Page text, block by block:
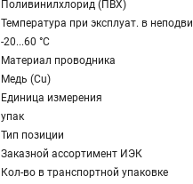
Поливинилхлорид (ПВХ)
Температура при эксплуат. в
-20...60 °C
Материал проводника
Медь (Cu)
Единица измерения
упак
Тип позиции
Заказной ассортимент ИЭК
Кол-во в транспортной упаковке